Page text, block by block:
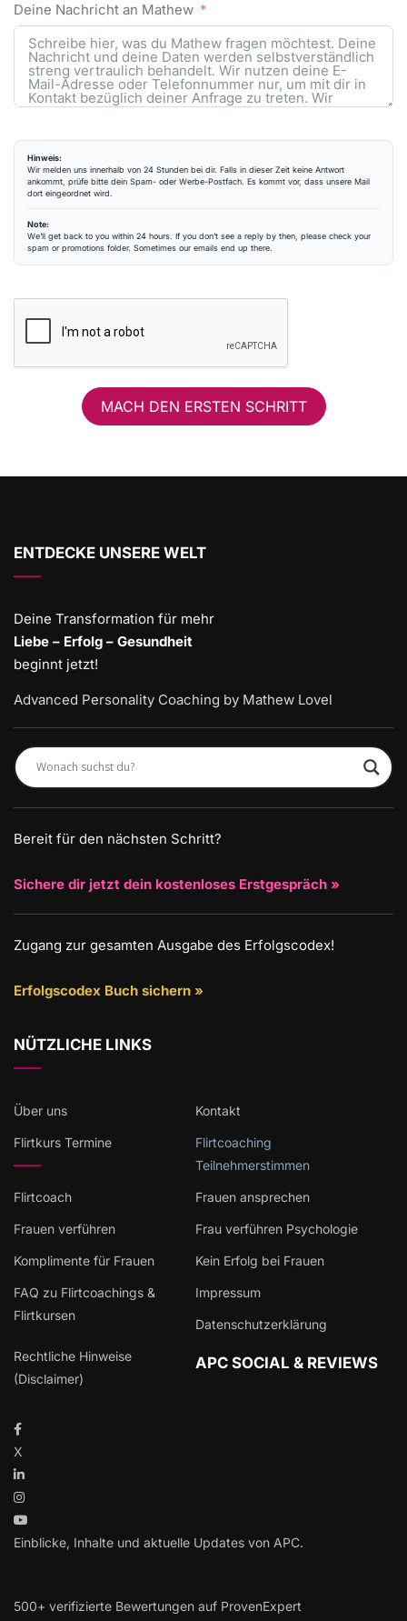
Deine Nachricht an Mathew
Hinweis:
Wir melden uns innerhalb von 24 Stunden bei dir. Falls in dieser Zeit keine Antwort
ankommt, prüfe bitte dein Spam- oder Werbe-Postfach. Es kommt vor, dass unsere Mail
dort eingeordnet wird.
Note:
We’ll get back to you within 24 hours. If you don’t see a reply by then, please check your
spam or promotions folder. Sometimes our emails end up there.
MACH DEN ERSTEN SCHRITT
ENTDECKE UNSERE WELT
Deine Transformation für mehr
Liebe – Erfolg – Gesundheit
beginnt jetzt!
Advanced Personality Coaching by Mathew Lovel
Bereit für den nächsten Schritt?
Sichere dir jetzt dein kostenloses Erstgespräch »
Zugang zur gesamten Ausgabe des Erfolgscodex!
Erfolgscodex Buch sichern »
NÜTZLICHE LINKS
Über uns Kontakt
Flirtkurs Termine
Flirtcoaching
Teilnehmerstimmen
Flirtcoach Frauen ansprechen
Frauen verführen Frau verführen Psychologie
Komplimente für Frauen Kein Erfolg bei Frauen
FAQ zu Flirtcoachings &
Flirtkursen
Impressum
Datenschutzerklärung
Rechtliche Hinweise
(Disclaimer)
APC SOCIAL & REVIEWS
X
Einblicke, Inhalte und aktuelle Updates von APC.
500+ verifizierte Bewertungen auf ProvenExpert